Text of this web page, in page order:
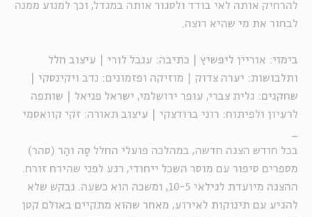
להרחיק אותה לאי בודד ולסגור אותה במגדל, וכך למנוע ממנה
לבחור את מי שהיא רוצה.
בימוי: אוריין ליפשיץ | כתיבה: ענבל לורי | עיצוב חלל
ותלבושות: יערה צדוק | מוזיקה ופזמונים: נדב ויקינסקי |
שחקנים: גלית צברי, עופר ירושלמי, ישראל פניאל | שותפה
לרעיון ולפיתוח: רוני ברודצקי | עיצוב תאורה: זקי קוואסמי
בכל חודש הצגה חדשה, במהלכה פועלי החלל סָה והַר (סהר)
מספרים סיפור עם מוסר השכל ייחודי, רגע לפני שהירח זורח.
ההצגה מיועדת לגילאי 10-5, ומשכה הוא כשעה. נבקש שלא
להגיע עם תינוקות לאירוע, מאחר שהוא מתקיים באולם קטן